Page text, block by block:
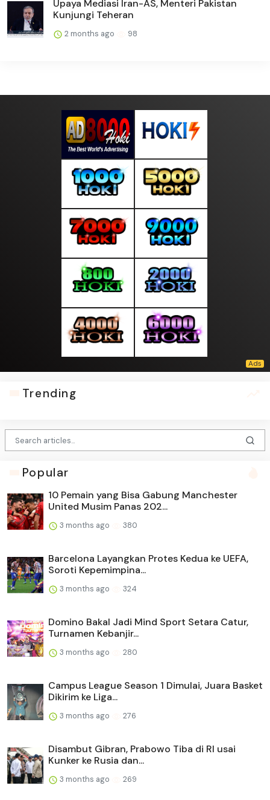
Upaya Mediasi Iran-AS, Menteri Pakistan
Kunjungi Teheran
2 months ago 98
Trending
Popular
10 Pemain yang Bisa Gabung Manchester
United Musim Panas 202...
3 months ago 380
Barcelona Layangkan Protes Kedua ke UEFA,
Soroti Kepemimpina...
3 months ago 324
Domino Bakal Jadi Mind Sport Setara Catur,
Turnamen Kebanjir...
3 months ago 280
Campus League Season 1 Dimulai, Juara Basket
Dikirim ke Liga...
3 months ago 276
Disambut Gibran, Prabowo Tiba di RI usai
Kunker ke Rusia dan...
3 months ago 269